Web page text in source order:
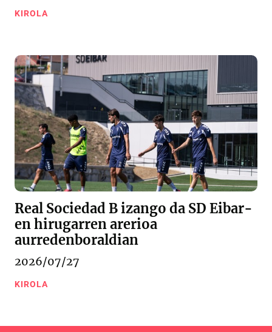
KIROLA
Real Sociedad B izango da SD Eibar-
en hirugarren arerioa
aurredenboraldian
2026/07/27
KIROLA